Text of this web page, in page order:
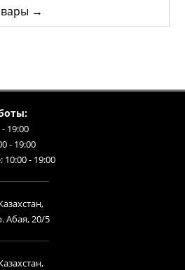
→
19:00
- 19:00
10:00 - 19:00
Абая, 20/5